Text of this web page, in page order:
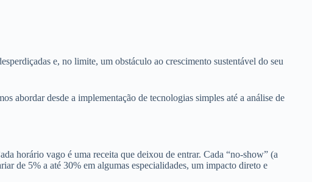
e, no limite, um obstáculo ao crescimento sustentável do seu
abordar desde a implementação de tecnologias simples até a análise de
horário vago é uma receita que deixou de entrar. Cada “no-show” (a
de 5% a até 30% em algumas especialidades, um impacto direto e